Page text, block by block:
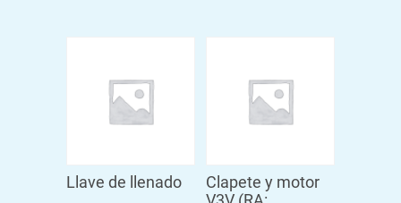
Llave de llenado
Clapete y motor